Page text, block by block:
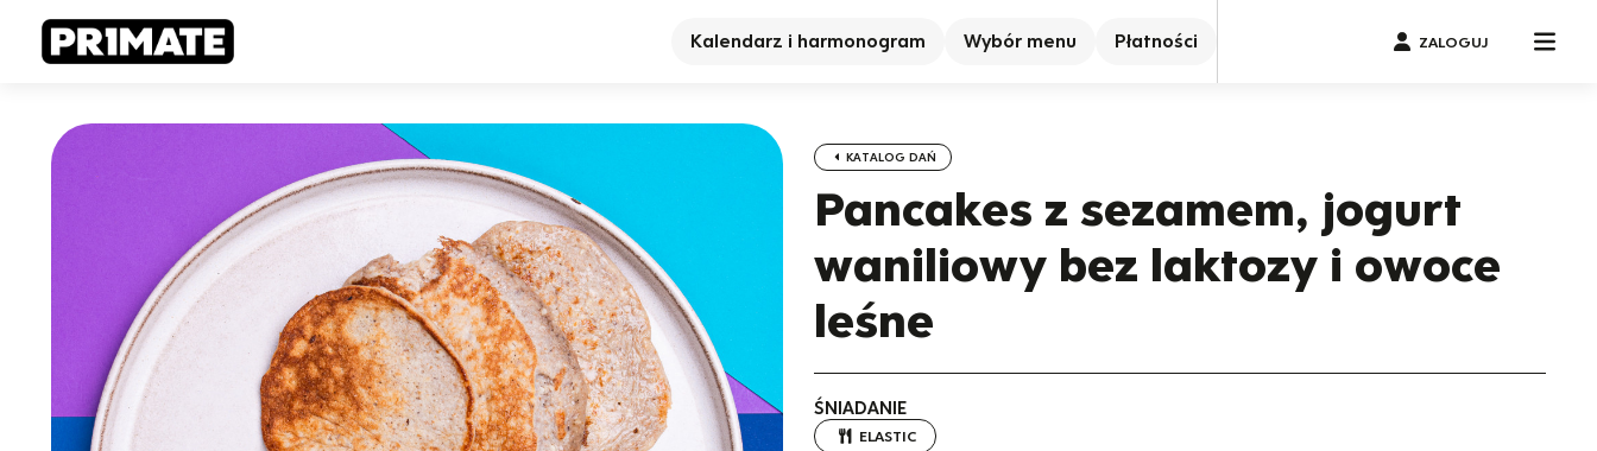
Kalendarz i harmonogram Wybór menu Płatności ZALOGUJ
KATALOG DAŃ
Pancakes z sezamem, jogurt
waniliowy bez laktozy i owoce
leśne
ŚNIADANIE
ELASTIC